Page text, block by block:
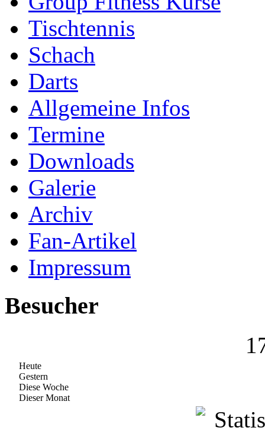
Tischtennis
Schach
Darts
Allgemeine Infos
Termine
Downloads
Galerie
Archiv
Fan-Artikel
Impressum
Besucher
Heute
Gestern
Diese Woche
Dieser Monat